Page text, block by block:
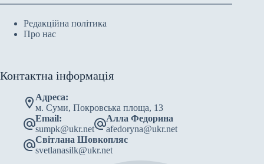
Редакційна політика
Про нас
Контактна інформація
Адреса:
м. Суми, Покровська площа, 13
Email:
sumpk@ukr.net
Алла Федорина
afedoryna@ukr.net
Світлана Шовкопляс
svetlanasilk@ukr.net